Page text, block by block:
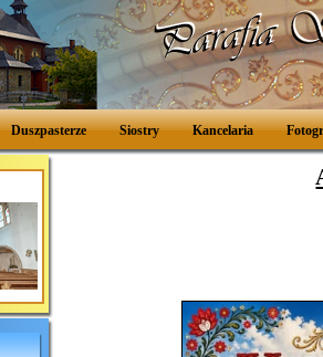
Duszpasterze Siostry Kancelaria